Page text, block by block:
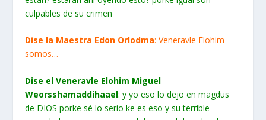
culpables de su crimen
Dise la Maestra Edon Orlodma: Veneravle Elohim
somos…
Dise el Veneravle Elohim Miguel
Weorsshamaddihaael: y yo eso lo dejo en magdus
de DIOS porke sé lo serio ke es eso y su terrible